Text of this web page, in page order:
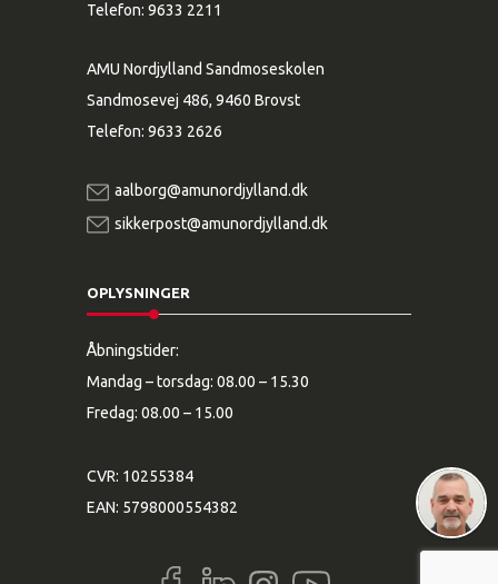
Telefon: 9633 2211
AMU Nordjylland Sandmoseskolen
Sandmosevej 486, 9460 Brovst
Telefon: 9633 2626
aalborg@amunordjylland.dk
sikkerpost@amunordjylland.dk
OPLYSNINGER
Åbningstider:
Mandag – torsdag: 08.00 – 15.30
Fredag: 08.00 – 15.00
CVR: 10255384
EAN: 5798000554382